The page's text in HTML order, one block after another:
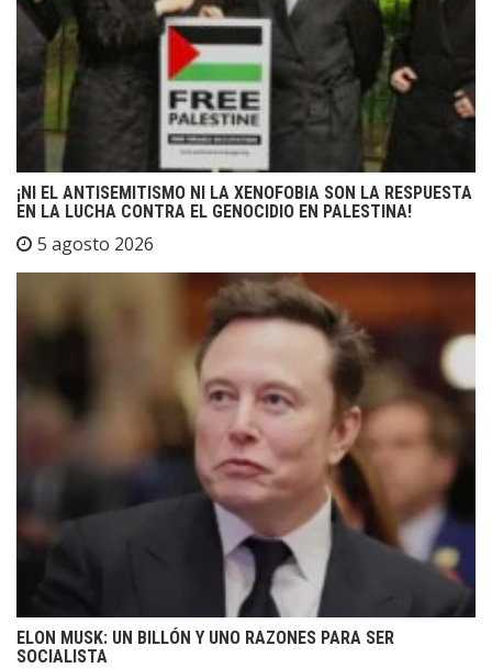
¡NI EL ANTISEMITISMO NI LA XENOFOBIA SON LA RESPUESTA
EN LA LUCHA CONTRA EL GENOCIDIO EN PALESTINA!
5 agosto 2026
ELON MUSK: UN BILLÓN Y UNO RAZONES PARA SER
SOCIALISTA